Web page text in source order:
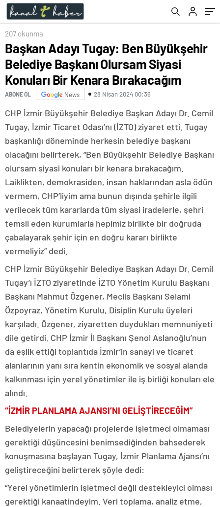
Kenara Bırakacağım
207 okunma
Başkan Adayı Tugay: Ben Büyükşehir
Belediye Başkanı Olursam Siyasi
Konuları Bir Kenara Bırakacağım
ABONE OL News 28 Nisan 2024 00:36
CHP İzmir Büyükşehir Belediye Başkan Adayı Dr. Cemil
Tugay, İzmir Ticaret Odası’nı (İZTO) ziyaret etti. Tugay
başkanlığı döneminde herkesin belediye başkanı
olacağını belirterek, “Ben Büyükşehir Belediye Başkanı
olursam siyasi konuları bir kenara bırakacağım.
Laiklikten, demokrasiden, insan haklarından asla ödün
vermem, CHP’liyim ama bunun dışında şehirle ilgili
verilecek tüm kararlarda tüm siyasi iradelerle, şehri
temsil eden kurumlarla hepimiz birlikte bir doğruda
çabalayarak şehir için en doğru kararı birlikte
vermeliyiz” dedi.
CHP İzmir Büyükşehir Belediye Başkan Adayı Dr. Cemil
Tugay’ı İZTO ziyaretinde İZTO Yönetim Kurulu Başkanı
Başkanı Mahmut Özgener, Meclis Başkanı Selami
Özpoyraz, Yönetim Kurulu, Disiplin Kurulu üyeleri
karşıladı. Özgener, ziyaretten duydukları memnuniyeti
dile getirdi. CHP İzmir İl Başkanı Şenol Aslanoğlu’nun
da eşlik ettiği toplantıda İzmir’in sanayi ve ticaret
alanlarının yanı sıra kentin ekonomik ve sosyal alanda
kalkınması için yerel yönetimler ile iş birliği konuları ele
alındı.
“İZMİR PLANLAMA AJANSI’NI GELİŞTİRECEĞİM”
Belediyelerin yapacağı projelerde işletmeci olmaması
gerektiği düşüncesini benimsediğinden bahsederek
konuşmasına başlayan Tugay, İzmir Planlama Ajansı’nı
geliştireceğini belirterek şöyle dedi:
“Yerel yönetimlerin işletmeci değil destekleyici olması
gerektiği kanaatindeyim. Veri toplama, analiz etme,